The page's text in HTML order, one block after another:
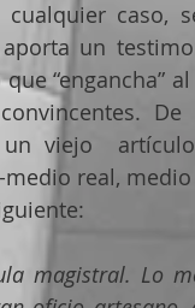
caso,
un
“engancha”
viejo
real,
magistral. Lo